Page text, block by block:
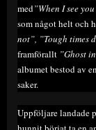
med”When I see
som något helt och
not”, ”Tough times
framförallt ”Ghost
albumet bestod av
saker.
Uppföljare landade